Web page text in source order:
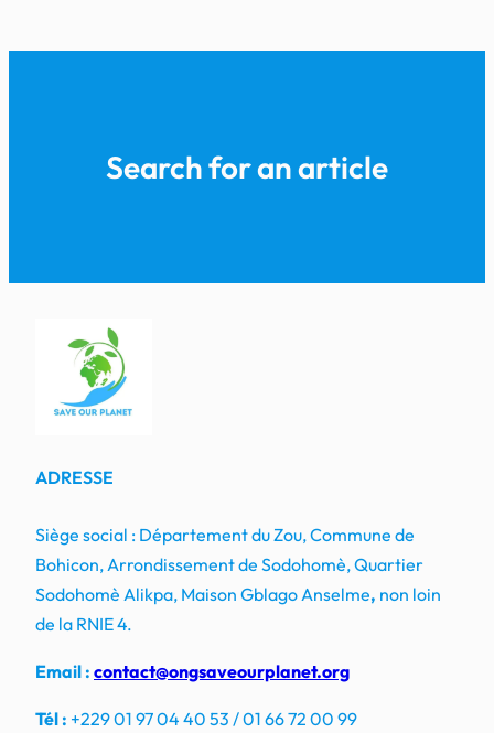
Search for an article
ADRESSE
Siège social : Département du Zou, Commune de
Bohicon, Arrondissement de Sodohomè, Quartier
Sodohomè Alikpa, Maison Gblago Anselme, non loin
de la RNIE 4.
Email : contact@ongsaveourplanet.org
Tél : +229 01 97 04 40 53 / 01 66 72 00 99